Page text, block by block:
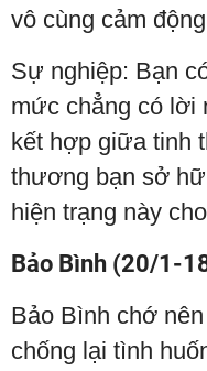
vô cùng cảm
Sự nghiệp: Bạn
mức chẳng có lời
kết hợp giữa tinh
thương bạn sở
hiện trạng này
Bảo Bình (20/1-
Bảo Bình chớ
chống lại tình